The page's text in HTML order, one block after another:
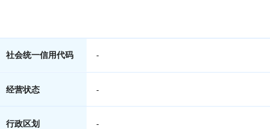
社会统一信用代码 -
经营状态 -
行政区划 -